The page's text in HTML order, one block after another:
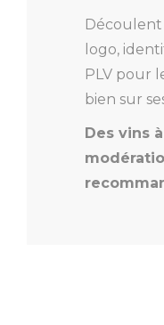
Découlent
logo,
PLV pour
bien sur
Des vins